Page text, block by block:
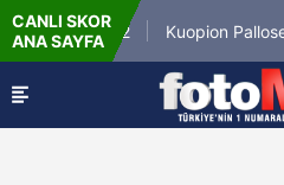
CANLI SKOR
ANA SAYFA
Match 12 Kuopion Palloseura